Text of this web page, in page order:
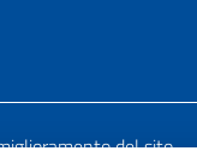
del sito